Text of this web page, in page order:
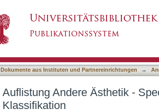
Dokumente aus Instituten und Partnereinrichtungen →
Auflistung Andere Ästhetik -
Klassifikation